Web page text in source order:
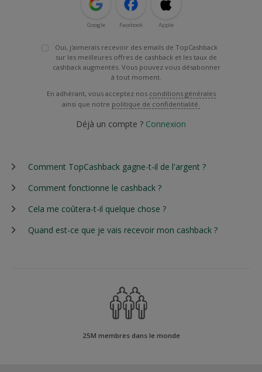
Google Facebook Apple
Oui, j'aimerais recevoir des emails de TopCashback
sur les meilleures offres de cashback et les taux de
cashback augmentés. Vous pouvez vous désabonner
à tout moment.
En adhérant, vous acceptez nos conditions générales
ainsi que notre politique de confidentialité.
Déjà un compte ? Connexion
Comment TopCashback gagne-t-il de l'argent ?
Comment fonctionne le cashback ?
Cela me coûtera-t-il quelque chose ?
Quand est-ce que je vais recevoir mon cashback ?
25M membres dans le monde